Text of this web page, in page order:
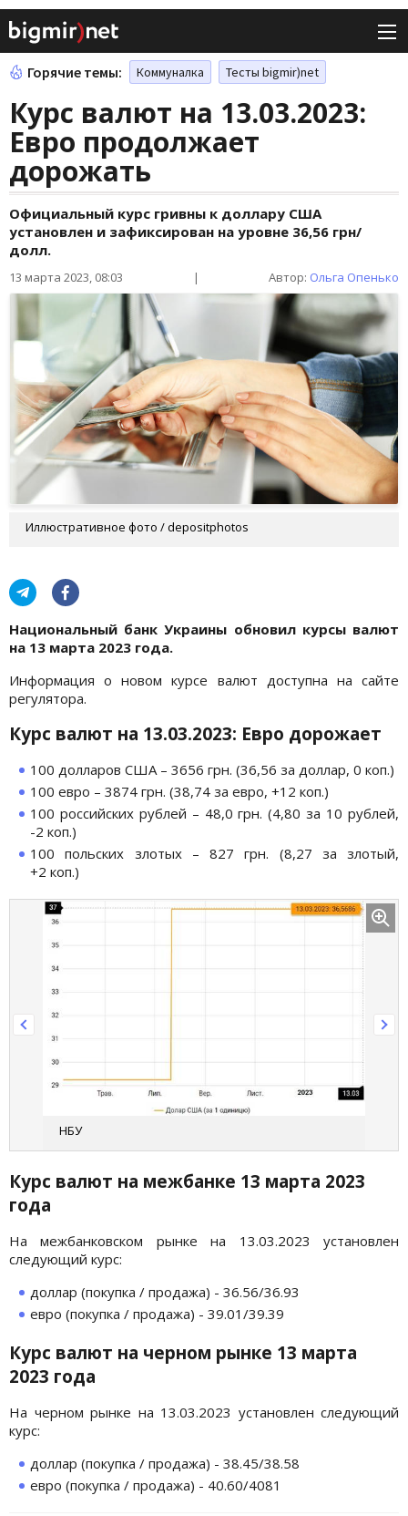
Горячие темы: Коммуналка Тесты bigmir)net
Курс валют на 13.03.2023:
Евро продолжает
дорожать
Официальный курс гривны к доллару США
установлен и зафиксирован на уровне 36,56 грн/
долл.
13 марта 2023, 08:03 | Автор: Ольга Опенько
Иллюстративное фото / depositphotos
Национальный банк Украины обновил курсы валют
на 13 марта 2023 года.
Информация о новом курсе валют доступна на сайте
регулятора.
Курс валют на 13.03.2023: Евро дорожает
100 долларов США – 3656 грн. (36,56 за доллар, 0 коп.)
100 евро – 3874 грн. (38,74 за евро, +12 коп.)
100 российских рублей – 48,0 грн. (4,80 за 10 рублей,
-2 коп.)
100 польских злотых – 827 грн. (8,27 за злотый,
+2 коп.)
НБУ
Курс валют на межбанке 13 марта 2023
года
На межбанковском рынке на 13.03.2023 установлен
следующий курс:
доллар (покупка / продажа) - 36.56/36.93
евро (покупка / продажа) - 39.01/39.39
Курс валют на черном рынке 13 марта
2023 года
На черном рынке на 13.03.2023 установлен следующий
курс:
доллар (покупка / продажа) - 38.45/38.58
евро (покупка / продажа) - 40.60/4081